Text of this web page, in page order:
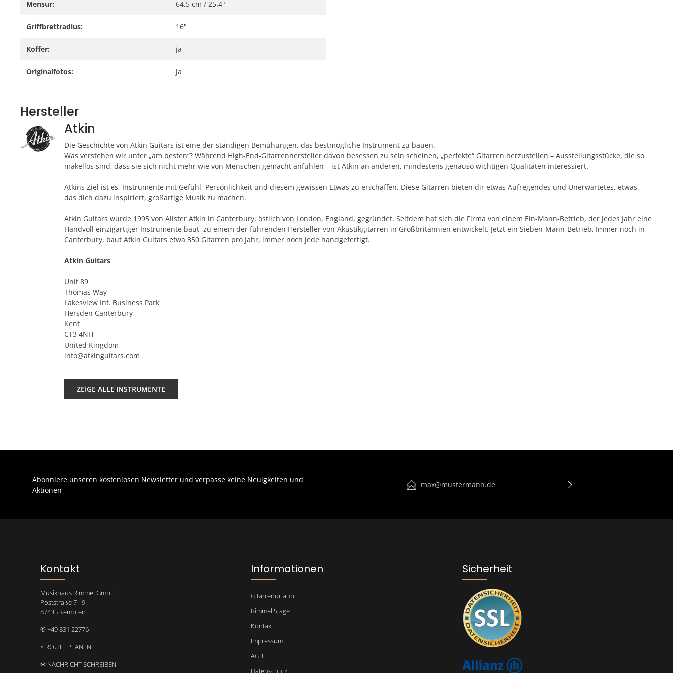
Mensur: 64,5 cm / 25.4"
Griffbrettradius: 16"
Koffer: ja
Originalfotos: ja
Hersteller
Atkin
Die Geschichte von Atkin Guitars ist eine der ständigen Bemühungen, das bestmögliche Instrument zu bauen.
Was verstehen wir unter „am besten“? Während High-End-Gitarrenhersteller davon besessen zu sein scheinen, „perfekte“ Gitarren herzustellen – Ausstellungsstücke, die so
makellos sind, dass sie sich nicht mehr wie von Menschen gemacht anfühlen – ist Atkin an anderen, mindestens genauso wichtigen Qualitäten interessiert.
Atkins Ziel ist es, Instrumente mit Gefühl, Persönlichkeit und diesem gewissen Etwas zu erschaffen. Diese Gitarren bieten dir etwas Aufregendes und Unerwartetes, etwas,
das dich dazu inspiriert, großartige Musik zu machen.
Atkin Guitars wurde 1995 von Alister Atkin in Canterbury, östlich von London, England, gegründet. Seitdem hat sich die Firma von einem Ein-Mann-Betrieb, der jedes Jahr eine
Handvoll einzigartiger Instrumente baut, zu einem der führenden Hersteller von Akustikgitarren in Großbritannien entwickelt. Jetzt ein Sieben-Mann-Betrieb, Immer noch in
Canterbury, baut Atkin Guitars etwa 350 Gitarren pro Jahr, immer noch jede handgefertigt.
Atkin Guitars
Unit 89
Thomas Way
Lakesview Int. Business Park
Hersden Canterbury
Kent
CT3 4NH
United Kingdom
info@atkinguitars.com
ZEIGE ALLE INSTRUMENTE
Abonniere unseren kostenlosen Newsletter und verpasse keine Neuigkeiten und
Aktionen
E-Mail-Adresse*
einverstanden.
Sicherheit
Kontakt
Musikhaus Rimmel GmbH
Poststraße 7 - 9
87435 Kempten
✆ +49 831 22776
⌖ ROUTE PLANEN
✉ NACHRICHT SCHREIBEN
Informationen
Gitarrenurlaub
Rimmel Stage
Kontakt
Impressum
AGB
Datenschutz